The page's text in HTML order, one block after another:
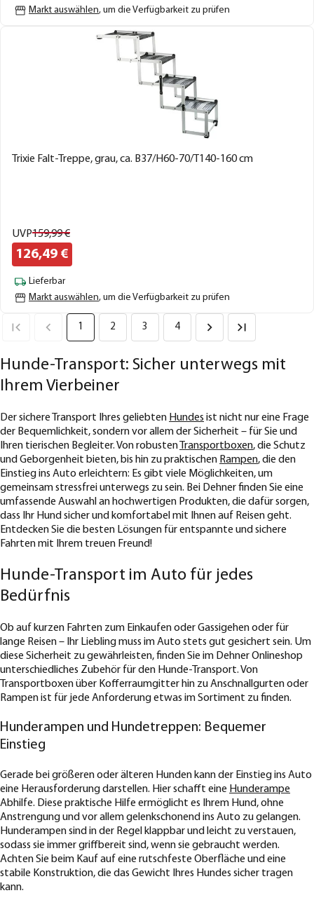
Markt auswählen, um die Verfügbarkeit zu prüfen
Trixie Falt-Treppe, grau, ca. B37/H60-70/T140-160 cm
UVP159,99€
126,49 €
Lieferbar
Markt auswählen, um die Verfügbarkeit zu prüfen
1 2 3 4
Hunde-Transport: Sicher unterwegs mit
Ihrem Vierbeiner
Der sichere Transport Ihres geliebten Hundes ist nicht nur eine Frage
der Bequemlichkeit, sondern vor allem der Sicherheit – für Sie und
Ihren tierischen Begleiter. Von robusten Transportboxen, die Schutz
und Geborgenheit bieten, bis hin zu praktischen Rampen, die den
Einstieg ins Auto erleichtern: Es gibt viele Möglichkeiten, um
gemeinsam stressfrei unterwegs zu sein. Bei Dehner finden Sie eine
umfassende Auswahl an hochwertigen Produkten, die dafür sorgen,
dass Ihr Hund sicher und komfortabel mit Ihnen auf Reisen geht.
Entdecken Sie die besten Lösungen für entspannte und sichere
Fahrten mit Ihrem treuen Freund!
Hunde-Transport im Auto für jedes
Bedürfnis
Ob auf kurzen Fahrten zum Einkaufen oder Gassigehen oder für
lange Reisen – Ihr Liebling muss im Auto stets gut gesichert sein. Um
diese Sicherheit zu gewährleisten, finden Sie im Dehner Onlineshop
unterschiedliches Zubehör für den Hunde-Transport. Von
Transportboxen über Kofferraumgitter hin zu Anschnallgurten oder
Rampen ist für jede Anforderung etwas im Sortiment zu finden.
Hunderampen und Hundetreppen: Bequemer
Einstieg
Gerade bei größeren oder älteren Hunden kann der Einstieg ins Auto
eine Herausforderung darstellen. Hier schafft eine Hunderampe
Abhilfe. Diese praktische Hilfe ermöglicht es Ihrem Hund, ohne
Anstrengung und vor allem gelenkschonend ins Auto zu gelangen.
Hunderampen sind in der Regel klappbar und leicht zu verstauen,
sodass sie immer griffbereit sind, wenn sie gebraucht werden.
Achten Sie beim Kauf auf eine rutschfeste Oberfläche und eine
stabile Konstruktion, die das Gewicht Ihres Hundes sicher tragen
kann.